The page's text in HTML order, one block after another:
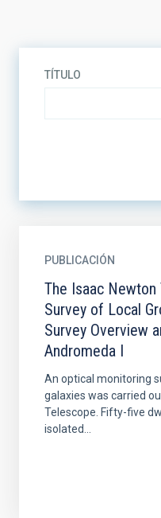
TÍTULO
PUBLICACIÓN
The Isaac
Survey of Local
Survey Overview
Andromeda I
An optical monitoring
galaxies was carried
Telescope. Fifty-five
isolated...